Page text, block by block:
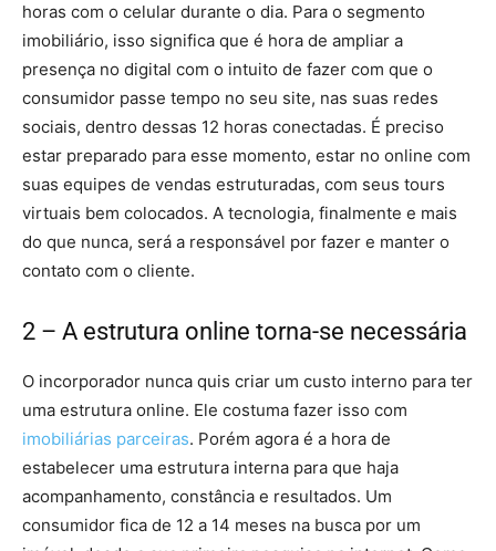
horas com o celular durante o dia. Para o segmento
imobiliário, isso significa que é hora de ampliar a
presença no digital com o intuito de fazer com que o
consumidor passe tempo no seu site, nas suas redes
sociais, dentro dessas 12 horas conectadas. É preciso
estar preparado para esse momento, estar no online com
suas equipes de vendas estruturadas, com seus tours
virtuais bem colocados. A tecnologia, finalmente e mais
do que nunca, será a responsável por fazer e manter o
contato com o cliente.
2 – A estrutura online torna-se necessária
O incorporador nunca quis criar um custo interno para ter
uma estrutura online. Ele costuma fazer isso com
imobiliárias parceiras. Porém agora é a hora de
estabelecer uma estrutura interna para que haja
acompanhamento, constância e resultados. Um
consumidor fica de 12 a 14 meses na busca por um